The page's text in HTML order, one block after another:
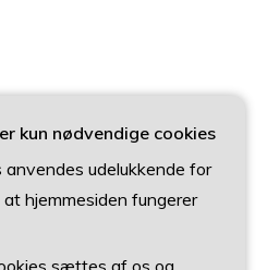
kun nødvendige cookies
anvendes udelukkende for
at hjemmesiden fungerer
sættes af os og